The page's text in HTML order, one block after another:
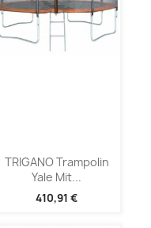
TRIGANO Trampolin
Yale Mit...
410,91 €